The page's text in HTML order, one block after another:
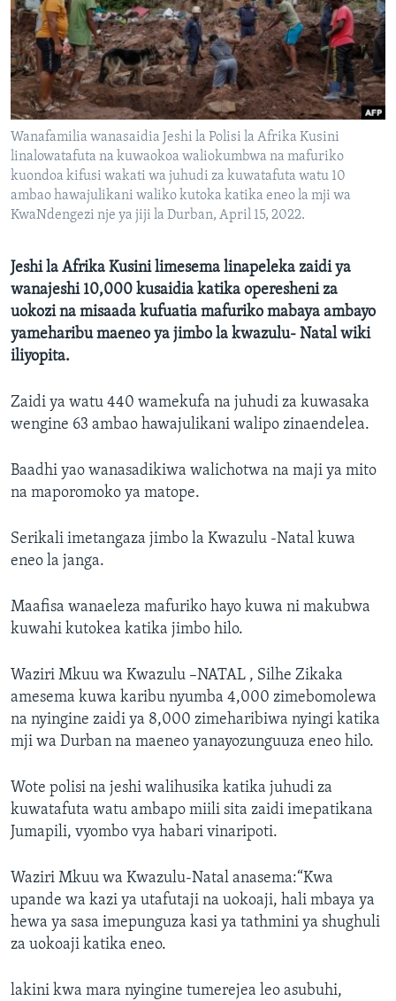
Wanafamilia wanasaidia Jeshi la Polisi la Afrika Kusini
linalowatafuta na kuwaokoa waliokumbwa na mafuriko
kuondoa kifusi wakati wa juhudi za kuwatafuta watu 10
ambao hawajulikani waliko kutoka katika eneo la mji wa
KwaNdengezi nje ya jiji la Durban, April 15, 2022.
Jeshi la Afrika Kusini limesema linapeleka zaidi ya
wanajeshi 10,000 kusaidia katika operesheni za
uokozi na misaada kufuatia mafuriko mabaya ambayo
yameharibu maeneo ya jimbo la kwazulu- Natal wiki
iliyopita.
Zaidi ya watu 440 wamekufa na juhudi za kuwasaka
wengine 63 ambao hawajulikani walipo zinaendelea.
Baadhi yao wanasadikiwa walichotwa na maji ya mito
na maporomoko ya matope.
Serikali imetangaza jimbo la Kwazulu -Natal kuwa
eneo la janga.
Maafisa wanaeleza mafuriko hayo kuwa ni makubwa
kuwahi kutokea katika jimbo hilo.
Waziri Mkuu wa Kwazulu –NATAL , Silhe Zikaka
amesema kuwa karibu nyumba 4,000 zimebomolewa
na nyingine zaidi ya 8,000 zimeharibiwa nyingi katika
mji wa Durban na maeneo yanayozunguuza eneo hilo.
Wote polisi na jeshi walihusika katika juhudi za
kuwatafuta watu ambapo miili sita zaidi imepatikana
Jumapili, vyombo vya habari vinaripoti.
Waziri Mkuu wa Kwazulu-Natal anasema:“Kwa
upande wa kazi ya utafutaji na uokoaji, hali mbaya ya
hewa ya sasa imepunguza kasi ya tathmini ya shughuli
za uokoaji katika eneo.
lakini kwa mara nyingine tumerejea leo asubuhi,